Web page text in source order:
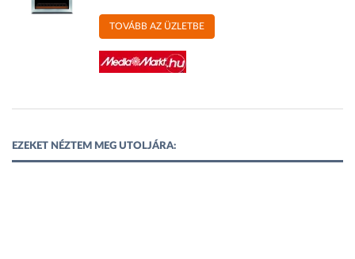
TOVÁBB AZ ÜZLETBE
EZEKET NÉZTEM MEG UTOLJÁRA: